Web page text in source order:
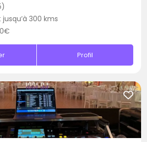
300 kms
Profil